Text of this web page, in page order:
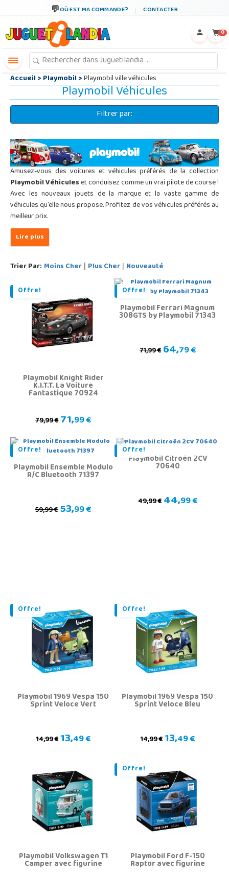
OÙ EST MA COMMANDE? CONTACTER
0
Accueil>Playmobil>Playmobil ville véhicules
Playmobil Véhicules
Filtrer par:
Amusez-vous des voitures et véhicules préférés de la collection
Playmobil Véhiculeset conduisez comme un vrai pilote de course !
Avec les nouveaux jouets de la marque et la vaste gamme de
véhicules qu'elle nous propose. Profitez de vos véhicules préférés au
meilleur prix.
Trier Par: Moins Cher | Plus Cher | Nouveauté
Offre!
Playmobil Knight Rider
K.I.T.T. La Voiture
Fantastique 70924
79,99 €71,99 €
Offre!
Playmobil Ferrari Magnum
308GTS by Playmobil 71343
71,99 €64,79 €
Offre!
Playmobil Ensemble Modulo
R/C Bluetooth 71397
59,99 €53,99 €
Offre!
Playmobil Citroën 2CV
70640
49,99 €44,99 €
Offre!
Playmobil 1969 Vespa 150
Sprint Veloce Vert
14,99 €13,49 €
Offre!
Playmobil 1969 Vespa 150
Sprint Veloce Bleu
14,99 €13,49 €
Playmobil Volkswagen T1
Camper avec figurine
Offre!
Playmobil Ford F-150
Raptor avec figurine